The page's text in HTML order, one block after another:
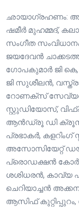
ഛായാഗ്രഹണം:
ഷമീർ മുഹമ്മദ്,
സംഗീത
ജയദേവൻ
ഗോപകുമാർ ജി
ജി സുശീലൻ,
റോണക്‌സ്
സ്റ്റുഡിയോസ്,
ആൻഡ്രൂ ഡി ക്രൂസ്,
പ്രഭാകർ,
അസോസിയേറ്റ്
പ്രൊഡക്ഷൻ
ശശിധരൻ, കാവ്യ
ചെറിയാച്ചൻ
ആസിഫ് കുറ്റിപ്പുറം,